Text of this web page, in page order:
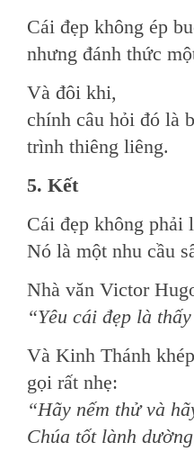
Cái đẹp không ép
nhưng đánh thức
Và đôi khi,
chính câu hỏi đó là
trình thiêng liêng.
5. Kết
Cái đẹp không phải
Nó là một nhu cầu
Nhà văn Victor
“Yêu cái đẹp là
Và Kinh Thánh
gọi rất nhẹ:
“Hãy nếm thử và
Chúa tốt lành